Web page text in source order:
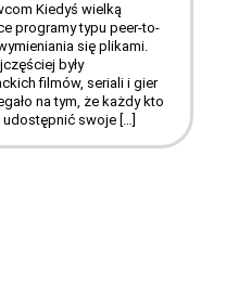
Kiedyś wielką
programy typu peer-to-
się plikami.
były
filmów, seriali i gier
na tym, że każdy kto
udostępnić swoje […]